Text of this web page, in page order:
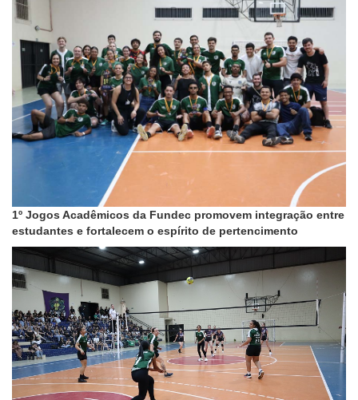
1º Jogos Acadêmicos da Fundec promovem integração entre
estudantes e fortalecem o espírito de pertencimento